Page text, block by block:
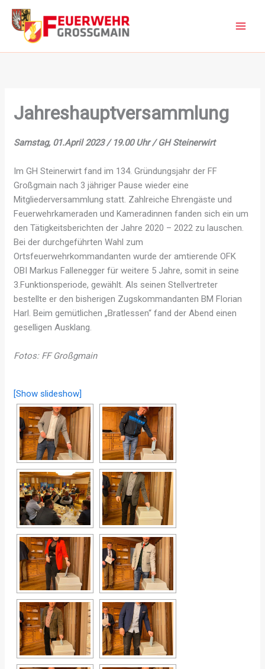
Zum
Inhalt
springen
Jahreshauptversammlung
Samstag, 01.April 2023 / 19.00 Uhr / GH Steinerwirt
Im GH Steinerwirt fand im 134. Gründungsjahr der FF
Großgmain nach 3 jähriger Pause wieder eine
Mitgliederversammlung statt. Zahlreiche Ehrengäste und
Feuerwehrkameraden und Kameradinnen fanden sich ein um
den Tätigkeitsberichten der Jahre 2020 – 2022 zu lauschen.
Bei der durchgeführten Wahl zum
Ortsfeuerwehrkommandanten wurde der amtierende OFK
OBI Markus Fallenegger für weitere 5 Jahre, somit in seine
3.Funktionsperiode, gewählt. Als seinen Stellvertreter
bestellte er den bisherigen Zugskommandanten BM Florian
Harl. Beim gemütlichen „Bratlessen“ fand der Abend einen
geselligen Ausklang.
Fotos: FF Großgmain
[Show slideshow]